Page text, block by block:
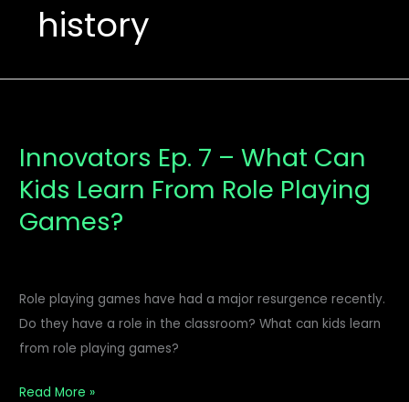
history
Innovators Ep. 7 – What Can
Kids Learn From Role Playing
Games?
Role playing games have had a major resurgence recently.
Do they have a role in the classroom? What can kids learn
from role playing games?
–
Can
From
Role
Playing
Read More »